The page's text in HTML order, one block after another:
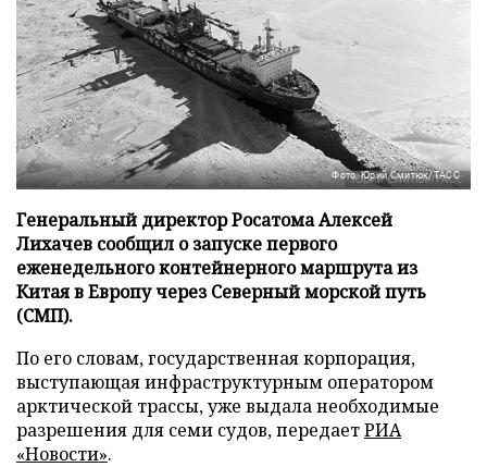
Фото: Юрий Смитюк/ТАСС
Генеральный директор Росатома Алексей
Лихачев сообщил о запуске первого
еженедельного контейнерного маршрута из
Китая в Европу через Северный морской путь
(СМП).
По его словам, государственная корпорация,
выступающая инфраструктурным оператором
арктической трассы, уже выдала необходимые
разрешения для семи судов, передаетРИА
«Новости».